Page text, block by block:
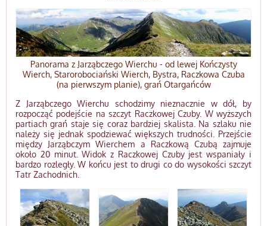
Panorama z Jarząbczego Wierchu - od lewej Kończysty
Wierch, Starorobociański Wierch, Bystra, Raczkowa Czuba
(na pierwszym planie), grań Otargańców
Z Jarząbczego Wierchu schodzimy nieznacznie w dół, by
rozpocząć podejście na szczyt Raczkowej Czuby. W wyższych
partiach grań staje się coraz bardziej skalista. Na szlaku nie
należy się jednak spodziewać większych trudności. Przejście
między Jarząbczym Wierchem a Raczkową Czubą zajmuje
około 20 minut. Widok z Raczkowej Czuby jest wspaniały i
bardzo rozległy. W końcu jest to drugi co do wysokości szczyt
Tatr Zachodnich.